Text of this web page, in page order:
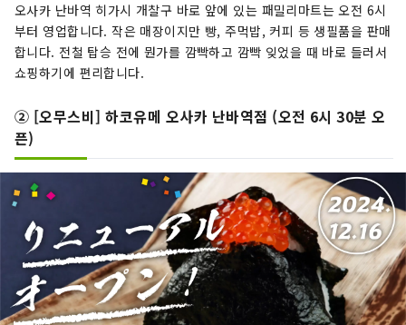
오사카 난바역 히가시 개찰구 바로 앞에 있는 패밀리마트는 오전 6시
부터 영업합니다. 작은 매장이지만 빵, 주먹밥, 커피 등 생필품을 판매
합니다. 전철 탑승 전에 뭔가를 깜빡하고 깜빡 잊었을 때 바로 들러서
쇼핑하기에 편리합니다.
② [오무스비] 하코유메 오사카 난바역점 (오전 6시 30분 오
픈)